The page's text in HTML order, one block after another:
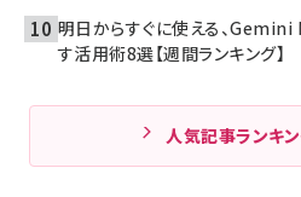
明日からすぐに使える、
す活用術8選【週間ランキング】
人気記事ランキ